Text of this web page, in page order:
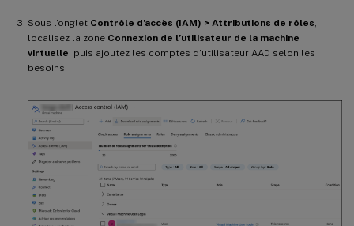
Sous l’onglet Contrôle d’accès (IAM) > Attributions de rôles,
localisez la zone Connexion de l’utilisateur de la machine
virtuelle, puis ajoutez les comptes d’utilisateur AAD selon les
besoins.